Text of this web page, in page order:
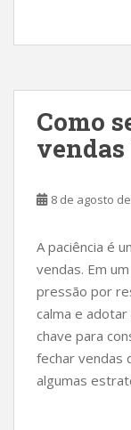
Como
vendas
8 de agosto
A paciência é
vendas. Em
pressão por
calma e
chave para
fechar vendas
algumas